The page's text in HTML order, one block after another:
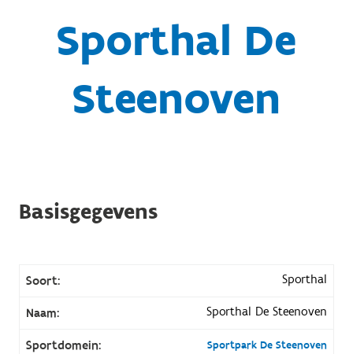
Sporthal De
Steenoven
Basisgegevens
Soort: Sporthal
Naam: Sporthal De Steenoven
Sportdomein: Sportpark De Steenoven